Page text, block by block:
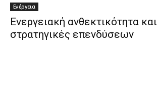
Ενέργεια
Ενεργειακή ανθεκτικότητα και
στρατηγικές επενδύσεων